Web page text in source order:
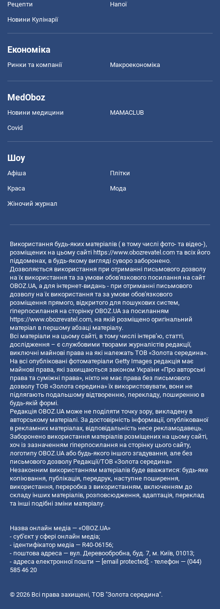
Рецепти Напої
Новини Кулінарії
Економіка
Ринки та компанії Макроекономіка
MedOboz
Новини медицини MAMACLUB
Covid
Шоу
Афіша Плітки
Краса Мода
Жіночий журнал
Використання будь-яких матеріалів ( в тому числі фото- та відео-),
розміщених на цьому сайті https://www.obozrevatel.com та всіх його
піддоменах, в будь-якому вигляді суворо заборонено.
Дозволяється використання при отриманні письмового дозволу
на їх використання та за умови обов'язкового посилання на сайт
OBOZ.UA, а для інтернет-видань - при отриманні письмового
дозволу на їх використання та за умови обов'язкового
розміщення прямого, відкритого для пошукових систем,
гіперпосилання на сторінку OBOZ.UA за посиланням
https://www.obozrevatel.com, на якій розміщено оригінальний
матеріал в першому абзаці матеріалу.
Всі матеріали на цьому сайті, в тому числі інтерв’ю, статті,
дослідження – є службовими творами журналістів редакції,
виключні майнові права на які належать ТОВ «Золота середина».
На всі опубліковані фотоматеріали Getty Images редакція має
майнові права, які захищаються законом України «Про авторські
права та суміжні права», ніхто не має права без письмового
дозволу ТОВ «Золота середина» їх використовувати, вони не
підлягають подальшому відтворенню, перекладу, поширенню в
будь-якій формі.
Редакція OBOZ.UA може не поділяти точку зору, викладену в
авторському матеріалі. За достовірність інформації, опублікованої
в рекламних матеріалах, відповідальність несе рекламодавець.
Заборонено використання матеріалів розміщених на цьому сайті,
хоч із зазначенням гіперпосилання на сторінку цього сайту,
логотипу OBOZ.UA або будь-якого іншого згадування, але без
письмового дозволу Редакції/ТОВ «Золота середина»
Незаконним використанням матеріалів буде вважатися: будь-яке
копiювання, публiкацiя, передрук, наступне поширення,
використання, переробка з використанням, включенням до
складу інших матеріалів, розповсюдження, адаптація, переклад
та інші подібні зміни матеріалу.
Назва онлайн медіа — «OBOZ.UA»
- суб'єкт у сфері онлайн медіа;
- ідентифікатор медіа — R40-06156;
- поштова адреса — вул. Деревообробна, буд. 7, м. Київ, 01013;
- адреса електронної пошти — [email protected] ; - телефон — (044)
585 46 20
© 2026 Всі права захищені, ТОВ "Золота середина".